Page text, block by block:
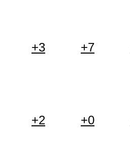
+3 +7
+2 +0